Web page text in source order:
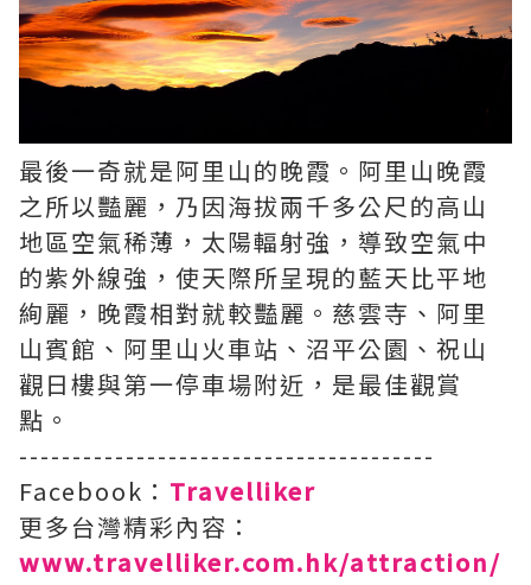
最後一奇就是阿里山的晚霞。阿里山晚霞
之所以豔麗，乃因海拔兩千多公尺的高山
地區空氣稀薄，太陽輻射強，導致空氣中
的紫外線強，使天際所呈現的藍天比平地
絢麗，晚霞相對就較豔麗。慈雲寺、阿里
山賓館、阿里山火車站、沼平公園、祝山
觀日樓與第一停車場附近，是最佳觀賞
點。
---------------------------------------
Facebook： Travelliker
更多台灣精彩內容：
www.travelliker.com.hk/attraction/